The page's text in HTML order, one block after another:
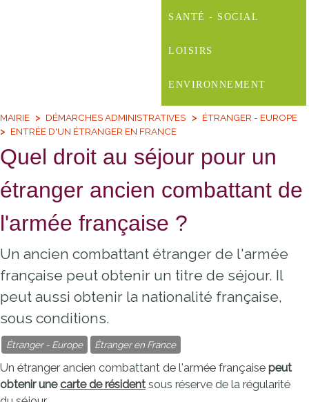
SANTÉ - SOCIAL
LOISIRS
ENVIRONNEMENT
MAIRIE DÉMARCHES ADMINISTRATIVES
ÉTRANGER - EUROPE
ENTRÉE D'UN ÉTRANGER EN FRANCE
Quel droit au séjour pour un
étranger ancien combattant de
l'armée française ?
Un ancien combattant étranger de l'armée
française peut obtenir un titre de séjour. Il
peut aussi obtenir la nationalité française,
sous conditions.
Étranger - Europe Étranger en France
Un étranger ancien combattant de l'armée française peut
obtenir unecarte de résidentsous réserve de la régularité